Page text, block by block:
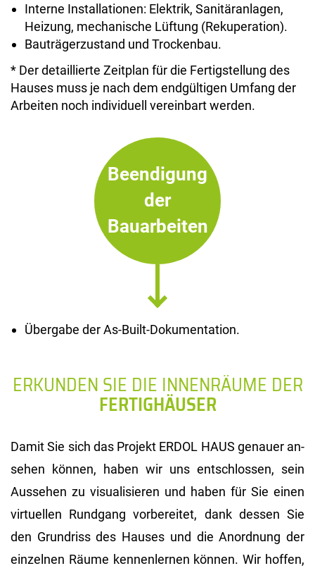
Interne Installationen: Elektrik, Sanitäranlagen,
Heizung, mechanische Lüftung (Rekuperation).
Bauträgerzustand und Trockenbau.
* Der detaillierte Zeitplan für die Fertigstellung des
Hauses muss je nach dem endgültigen Umfang der
Arbeiten noch individuell vereinbart werden.
Beendigung
der
Bauarbeiten
Übergabe der As-Built-Dokumentation.
ERKUNDEN SIE DIE INNENRÄUME DER
FERTIGHÄUSER
Damit Sie sich das Pro­jekt ERDOL HAUS ge­nau­er an­
se­hen kön­nen, haben wir uns ent­schlos­sen, sein
Aus­se­hen zu vi­sua­li­sie­ren und haben für Sie einen
vir­tu­el­len Rund­gang vor­be­rei­tet, dank des­sen Sie
den Grund­riss des Hau­ses und die An­ord­nung der
ein­zel­nen Räume ken­nen­ler­nen kön­nen. Wir hof­fen,